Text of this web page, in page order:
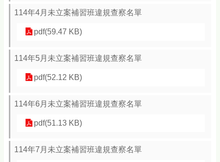
114年4月未立案補習班違規查察名單
pdf(59.47 KB)
114年5月未立案補習班違規查察名單
pdf(52.12 KB)
114年6月未立案補習班違規查察名單
pdf(51.13 KB)
114年7月未立案補習班違規查察名單